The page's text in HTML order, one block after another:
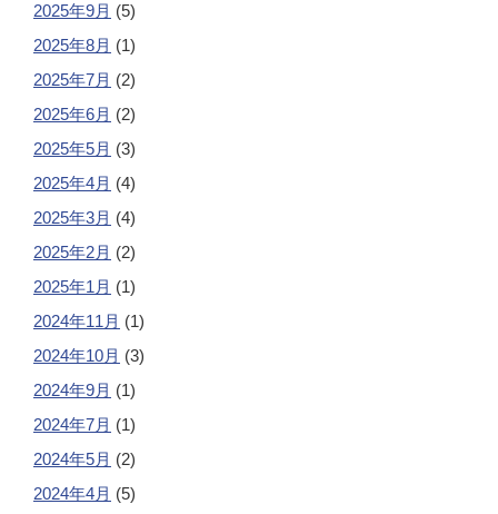
2025年9月 (5)
2025年8月 (1)
2025年7月 (2)
2025年6月 (2)
2025年5月 (3)
2025年4月 (4)
2025年3月 (4)
2025年2月 (2)
2025年1月 (1)
2024年11月 (1)
2024年10月 (3)
2024年9月 (1)
2024年7月 (1)
2024年5月 (2)
2024年4月 (5)